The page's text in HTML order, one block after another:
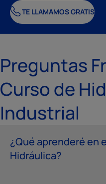
TE LLAMAMOS GRATIS
Preguntas
Curso de
Industrial
¿Qué aprenderé en
Hidráulica?